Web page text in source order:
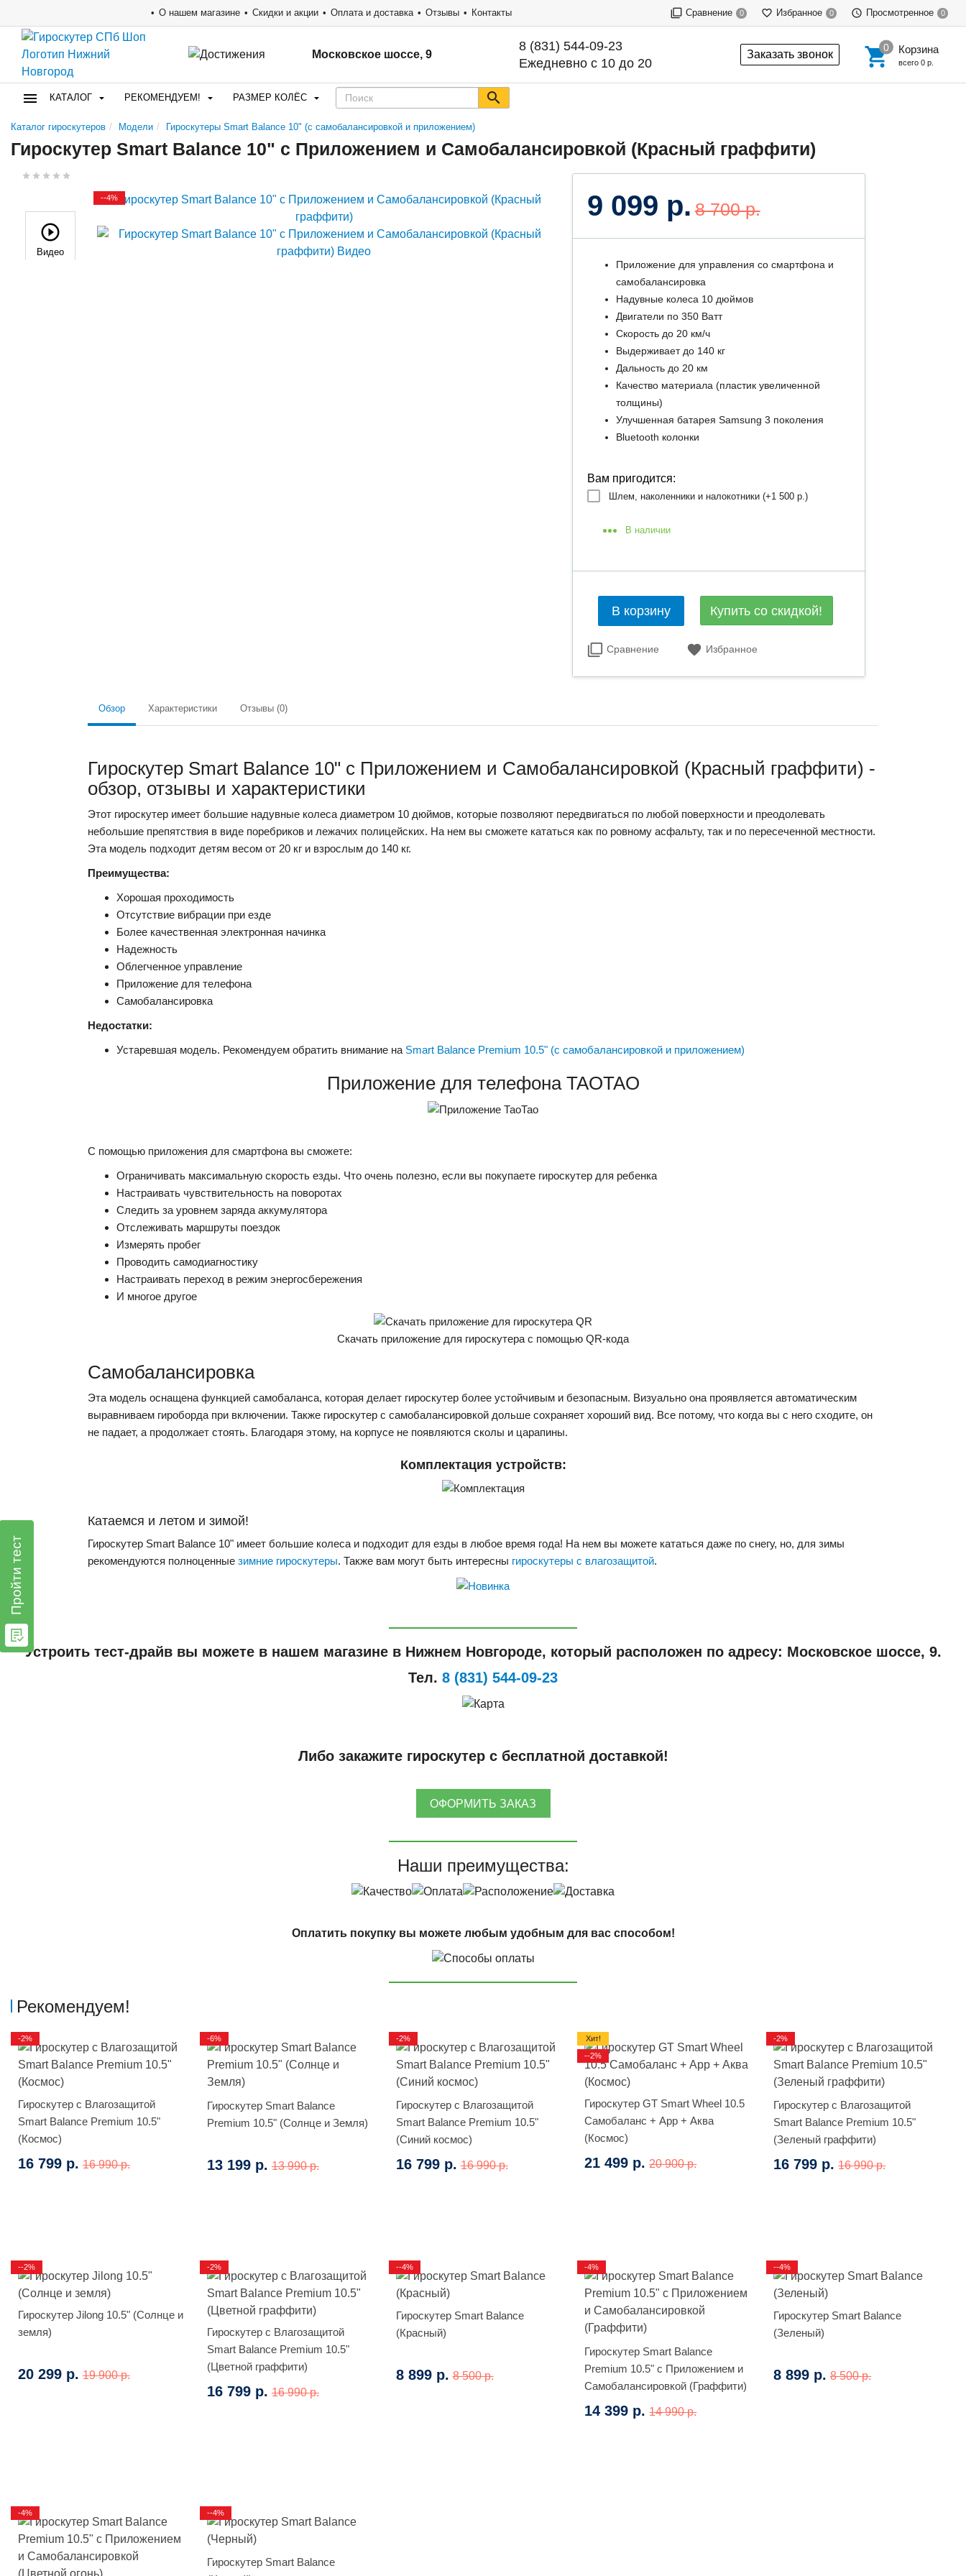
О нашем магазине Скидки и акции Оплата и доставка Отзывы Контакты Сравнение 0 Избранное 0 Просмотренное 0
Московское шоссе, 9
8 (831) 544-09-23
Ежедневно с 10 до 20
Заказать звонок Корзина
всего 0 р.
КАТАЛОГ РЕКОМЕНДУЕМ! РАЗМЕР КОЛЁС
Каталог гироскутеров Модели Гироскутеры Smart Balance 10" (с самобалансировкой и приложением)
Гироскутер Smart Balance 10" c Приложением и Самобалансировкой (Красный граффити)
Видео
--4% 9 099 р. 8 700 р.
Приложение для управления со смартфона и
самобалансировка
Надувные колеса 10 дюймов
Двигатели по 350 Ватт
Скорость до 20 км/ч
Выдерживает до 140 кг
Дальность до 20 км
Качество материала (пластик увеличенной
толщины)
Улучшенная батарея Samsung 3 поколения
Bluetooth колонки
Вам пригодится:
Шлем, наколенники и налокотники (+1 500 р.)
В наличии
В корзину Купить со скидкой!
Сравнение Избранное
Обзор Характеристики Отзывы (0)
Гироскутер Smart Balance 10" c Приложением и Самобалансировкой (Красный граффити) -
обзор, отзывы и характеристики
Этот гироскутер имеет большие надувные колеса диаметром 10 дюймов, которые позволяют передвигаться по любой поверхности и преодолевать
небольшие препятствия в виде поребриков и лежачих полицейских. На нем вы сможете кататься как по ровному асфальту, так и по пересеченной местности.
Эта модель подходит детям весом от 20 кг и взрослым до 140 кг.
Преимущества:
Хорошая проходимость
Отсутствие вибрации при езде
Более качественная электронная начинка
Надежность
Облегченное управление
Приложение для телефона
Самобалансировка
Недостатки:
Устаревшая модель. Рекомендуем обратить внимание на Smart Balance Premium 10.5" (с самобалансировкой и приложением)
Приложение для телефона TAOTAO
С помощью приложения для смартфона вы сможете:
Ограничивать максимальную скорость езды. Что очень полезно, если вы покупаете гироскутер для ребенка
Настраивать чувствительность на поворотах
Следить за уровнем заряда аккумулятора
Отслеживать маршруты поездок
Измерять пробег
Проводить самодиагностику
Настраивать переход в режим энергосбережения
И многое другое
Скачать приложение для гироскутера с помощью QR-кода
Самобалансировка
Эта модель оснащена функцией самобаланса, которая делает гироскутер более устойчивым и безопасным. Визуально она проявляется автоматическим
выравниваем гироборда при включении. Также гироскутер с самобалансировкой дольше сохраняет хороший вид. Все потому, что когда вы с него сходите, он
не падает, а продолжает стоять. Благодаря этому, на корпусе не появляются сколы и царапины.
Комплектация устройств:
Катаемся и летом и зимой!
Гироскутер Smart Balance 10" имеет большие колеса и подходит для езды в любое время года! На нем вы можете кататься даже по снегу, но, для зимы
рекомендуются полноценные зимние гироскутеры. Также вам могут быть интересны гироскутеры с влагозащитой.
Устроить тест-драйв вы можете в нашем магазине в Нижнем Новгороде, который расположен по адресу: Московское шоссе, 9.
Тел. 8 (831) 544-09-23
Либо закажите гироскутер с бесплатной доставкой!
ОФОРМИТЬ ЗАКАЗ
Наши преимущества:
Оплатить покупку вы можете любым удобным для вас способом!
Рекомендуем!
Гироскутер с Влагозащитой
Smart Balance Premium 10.5"
(Космос)
16 799 р. 16 990 р.
-2%
Гироскутер Smart Balance
Premium 10.5" (Солнце и Земля)
13 199 р. 13 990 р.
-6%
Гироскутер с Влагозащитой
Smart Balance Premium 10.5"
(Синий космос)
16 799 р. 16 990 р.
-2%
Гироскутер GT Smart Wheel 10.5
Самобаланс + App + Аква
(Космос)
21 499 р. 20 900 р.
Хит!
--2%
Гироскутер с Влагозащитой
Smart Balance Premium 10.5"
(Зеленый граффити)
16 799 р. 16 990 р.
-2%
Гироскутер Jilong 10.5" (Солнце и
земля)
20 299 р. 19 900 р.
--2%
Гироскутер с Влагозащитой
Smart Balance Premium 10.5"
(Цветной граффити)
16 799 р. 16 990 р.
-2%
Гироскутер Smart Balance
(Красный)
8 899 р. 8 500 р.
--4%
Гироскутер Smart Balance
Premium 10.5" с Приложением и
Самобалансировкой (Граффити)
14 399 р. 14 990 р.
-4%
Гироскутер Smart Balance
(Зеленый)
8 899 р. 8 500 р.
--4%
-4%
Гироскутер Smart Balance
--4%
Пройти тест